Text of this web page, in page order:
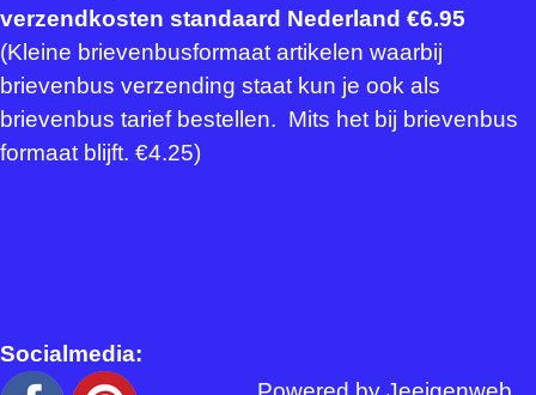
verzendkosten standaard Nederland €6.95
(Kleine brievenbusformaat artikelen waarbij
brievenbus verzending staat kun je ook als
brievenbus tarief bestellen. Mits het bij brievenbus
formaat blijft. €4.25)
Socialmedia: